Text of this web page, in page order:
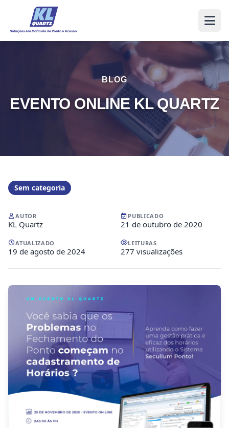
BLOG
EVENTO ONLINE KL QUARTZ
Sem categoria
AUTOR
KL Quartz
PUBLICADO
21 de outubro de 2020
ATUALIZADO
19 de agosto de 2024
LEITURAS
277 visualizações